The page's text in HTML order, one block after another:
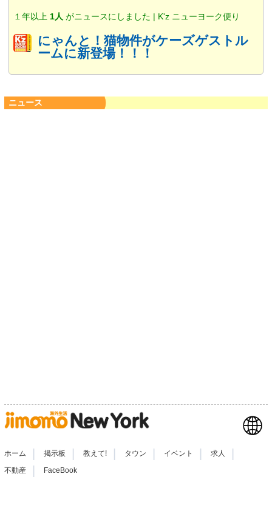
１年以上 1人 がニュースにしました | K'z ニューヨーク便り
にゃんと！猫物件がケーズゲストル
ームに新登場！！！
ニュース
ホーム 掲示板 教えて! タウン イベント 求人
不動産 | FaceBook